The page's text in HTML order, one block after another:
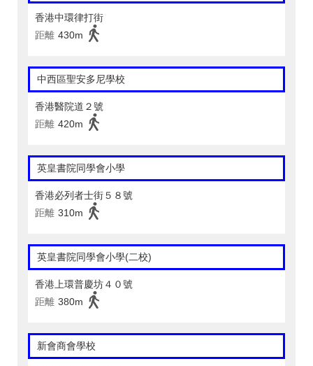
香港中環律打街
距離 430m
中西區聖安多尼學校
香港醫院道２號
距離 420m
英皇書院同學會小學
香港必列者士街５８號
距離 310m
英皇書院同學會小學(二校)
香港上環普慶坊４０號
距離 380m
新會商會學校